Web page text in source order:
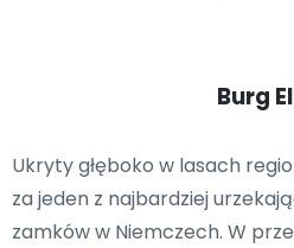
Burg
Ukryty głęboko w lasach
za jeden z najbardziej
zamków w Niemczech. W